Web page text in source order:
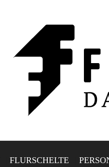
FLURSCHELTE